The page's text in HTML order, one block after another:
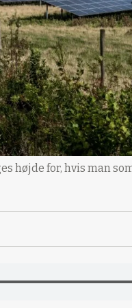
højde for, hvis man